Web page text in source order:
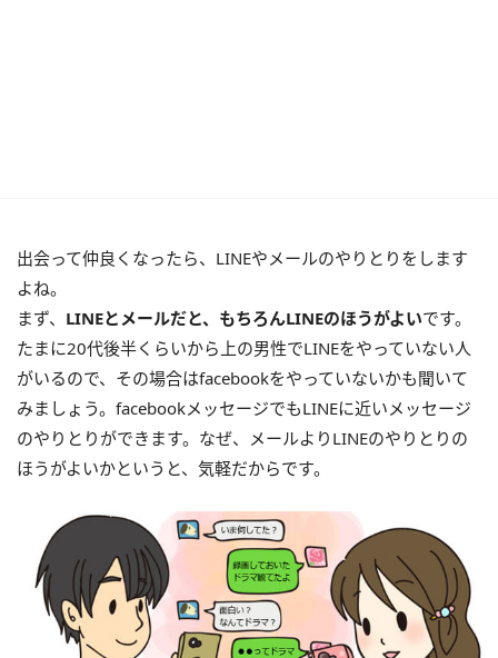
出会って仲良くなったら、LINEやメールのやりとりをします
よね。
まず、 LINEとメールだと、もちろんLINEのほうがよいです。
たまに20代後半くらいから上の男性でLINEをやっていない人
がいるので、その場合はfacebookをやっていないかも聞いて
みましょう。facebookメッセージでもLINEに近いメッセージ
のやりとりができます。なぜ、メールよりLINEのやりとりの
ほうがよいかというと、気軽だからです。